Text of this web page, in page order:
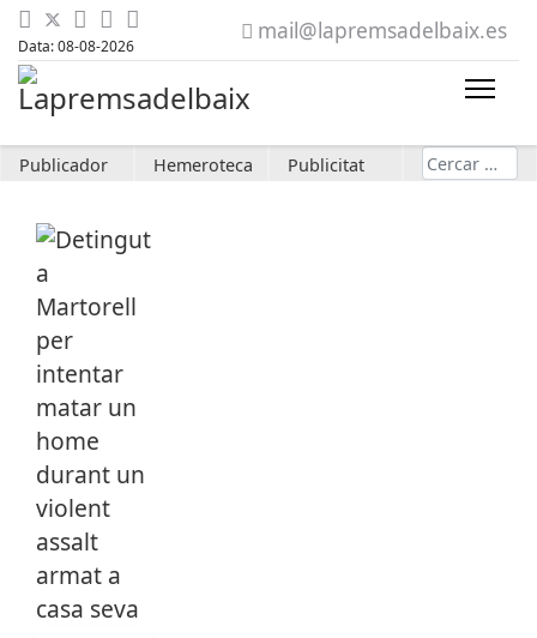
Data: 08-08-2026
mail@lapremsadelbaix.es
Publicador Hemeroteca Publicitat Cerca